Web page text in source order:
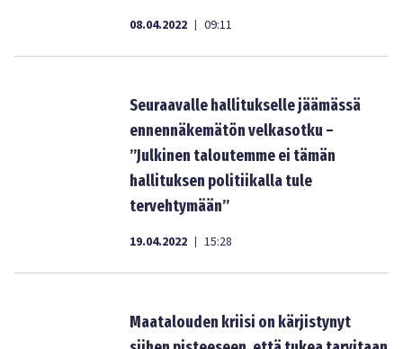
08.04.2022 | 09:11
Seuraavalle hallitukselle jäämässä
ennennäkemätön velkasotku –
”Julkinen taloutemme ei tämän
hallituksen politiikalla tule
tervehtymään”
19.04.2022 | 15:28
Maatalouden kriisi on kärjistynyt